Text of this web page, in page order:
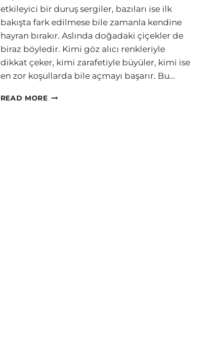
etkileyici bir duruş sergiler, bazıları ise ilk
bakışta fark edilmese bile zamanla kendine
hayran bırakır. Aslında doğadaki çiçekler de
biraz böyledir. Kimi göz alıcı renkleriyle
dikkat çeker, kimi zarafetiyle büyüler, kimi ise
en zor koşullarda bile açmayı başarır. Bu…
READ MOREBURÇLAR